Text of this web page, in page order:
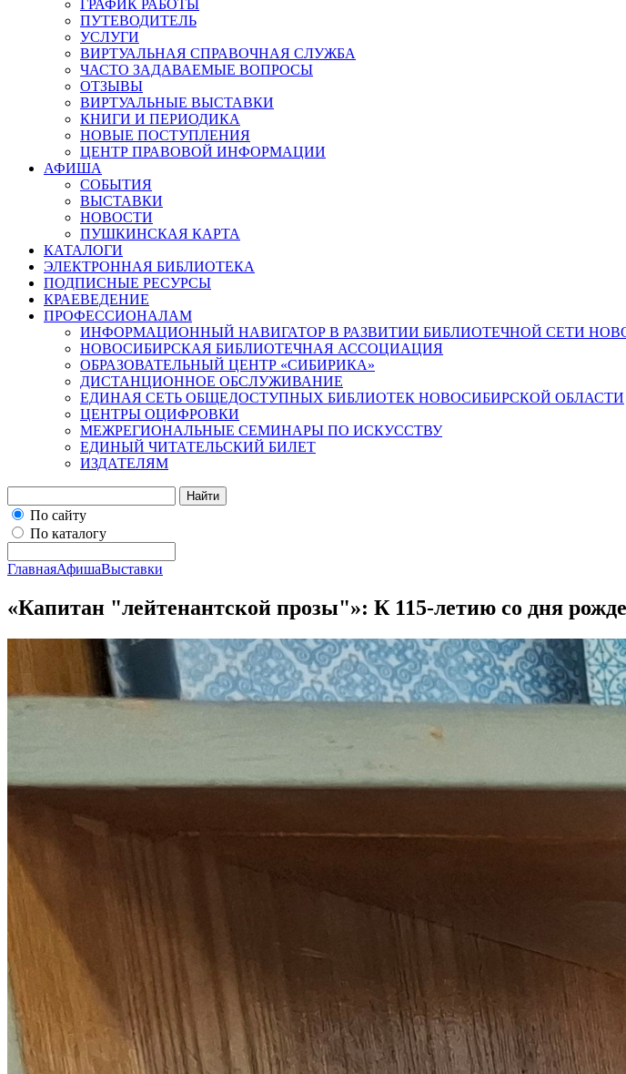
ГРАФИК РАБОТЫ
ПУТЕВОДИТЕЛЬ
УСЛУГИ
ВИРТУАЛЬНАЯ СПРАВОЧНАЯ СЛУЖБА
ЧАСТО ЗАДАВАЕМЫЕ ВОПРОСЫ
ОТЗЫВЫ
ВИРТУАЛЬНЫЕ ВЫСТАВКИ
КНИГИ И ПЕРИОДИКА
НОВЫЕ ПОСТУПЛЕНИЯ
ЦЕНТР ПРАВОВОЙ ИНФОРМАЦИИ
АФИША
СОБЫТИЯ
ВЫСТАВКИ
НОВОСТИ
ПУШКИНСКАЯ КАРТА
КАТАЛОГИ
ЭЛЕКТРОННАЯ БИБЛИОТЕКА
ПОДПИСНЫЕ РЕСУРСЫ
КРАЕВЕДЕНИЕ
ПРОФЕССИОНАЛАМ
ИНФОРМАЦИОННЫЙ НАВИГАТОР В РАЗВИТИИ БИБЛИОТЕЧНОЙ СЕТИ
НОВОСИБИРСКАЯ БИБЛИОТЕЧНАЯ АССОЦИАЦИЯ
ОБРАЗОВАТЕЛЬНЫЙ ЦЕНТР «СИБИРИКА»
ДИСТАНЦИОННОЕ ОБСЛУЖИВАНИЕ
ЕДИНАЯ СЕТЬ ОБЩЕДОСТУПНЫХ БИБЛИОТЕК НОВОСИБИРСКОЙ ОБЛАСТИ
ЦЕНТРЫ ОЦИФРОВКИ
МЕЖРЕГИОНАЛЬНЫЕ СЕМИНАРЫ ПО ИСКУССТВУ
ЕДИНЫЙ ЧИТАТЕЛЬСКИЙ БИЛЕТ
ИЗДАТЕЛЯМ
Найти
По сайту
По каталогу
ГлавнаяАфишаВыставки
«Капитан "лейтенантской прозы"»: К 115-летию со дня